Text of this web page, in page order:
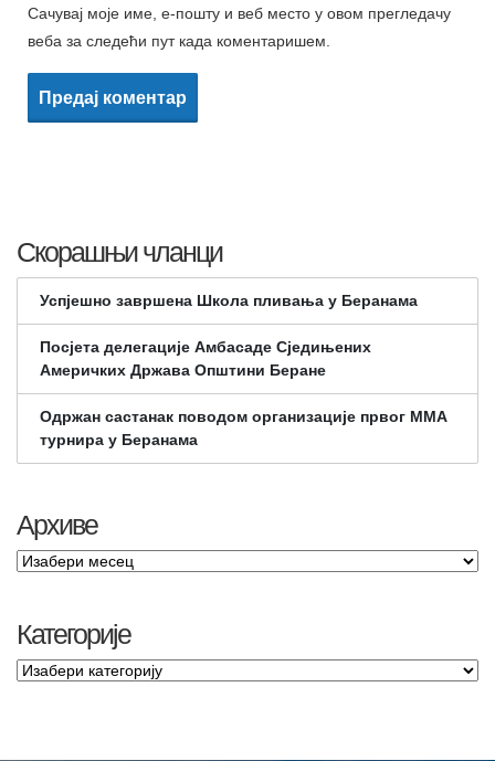
Сачувај моје име, е-пошту и веб место у овом прегледачу
веба за следећи пут када коментаришем.
Скорашњи чланци
Успјешно завршена Школа пливања у Беранама
Посјета делегације Амбасаде Сједињених
Америчких Држава Општини Беране
Одржан састанак поводом организације првог ММА
турнира у Беранама
Архиве
Категорије